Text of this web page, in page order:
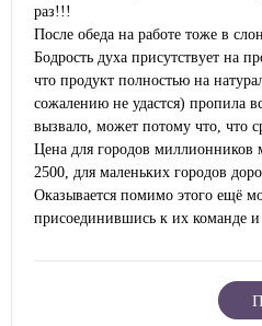
раз!!!
После обеда на работе тоже в
Бодрость духа присутствует на
что продукт полностью на
сожалению не удастся) пропила
вызвало, может потому что, что
Цена для городов миллионников
2500, для маленьких городов
Оказывается помимо этого ещё
присоединившись к их команде и